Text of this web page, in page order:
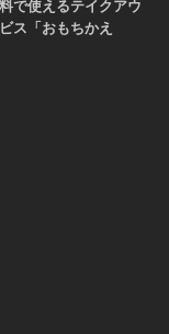
で使えるテイクアウ
ス「おもちかえ